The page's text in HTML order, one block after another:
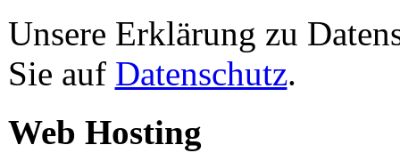
Unsere Erklärung zu
Sie auf Datenschutz.
Web Hosting